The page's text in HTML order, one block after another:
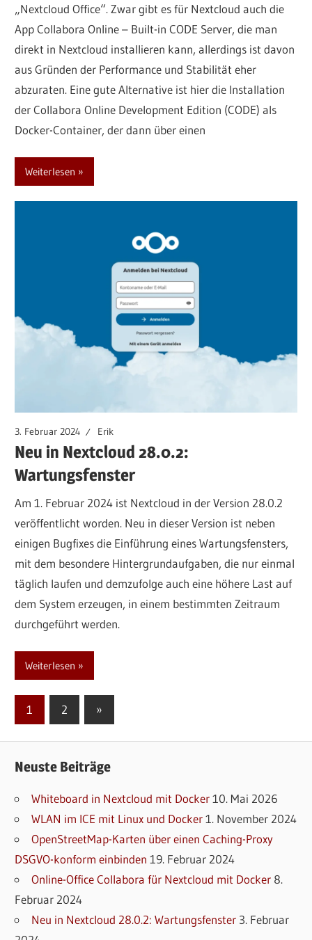
„Nextcloud Office“. Zwar gibt es für Nextcloud auch die
App Collabora Online – Built-in CODE Server, die man
direkt in Nextcloud installieren kann, allerdings ist davon
aus Gründen der Performance und Stabilität eher
abzuraten. Eine gute Alternative ist hier die Installation
der Collabora Online Development Edition (CODE) als
Docker-Container, der dann über einen
Weiterlesen
3. Februar 2024 Erik
Neu in Nextcloud 28.0.2:
Wartungsfenster
Am 1. Februar 2024 ist Nextcloud in der Version 28.0.2
veröffentlicht worden. Neu in dieser Version ist neben
einigen Bugfixes die Einführung eines Wartungsfensters,
mit dem besondere Hintergrundaufgaben, die nur einmal
täglich laufen und demzufolge auch eine höhere Last auf
dem System erzeugen, in einem bestimmten Zeitraum
durchgeführt werden.
Weiterlesen
Seitennummerierung
Beiträge
1 2
Nächste
Beiträge
»
Neuste Beiträge
Whiteboard in Nextcloud mit Docker 10. Mai 2026
WLAN im ICE mit Linux und Docker 1. November 2024
OpenStreetMap-Karten über einen Caching-Proxy
DSGVO-konform einbinden 19. Februar 2024
Online-Office Collabora für Nextcloud mit Docker 8.
Februar 2024
Neu in Nextcloud 28.0.2: Wartungsfenster 3. Februar